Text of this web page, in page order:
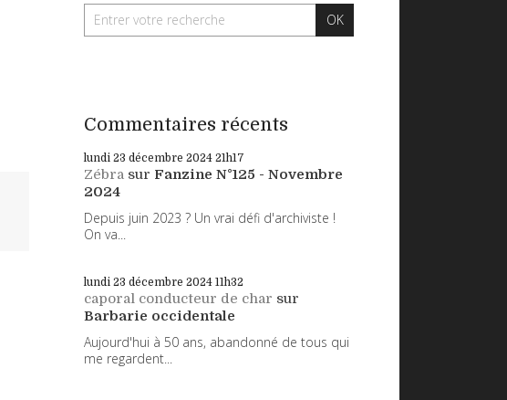
Commentaires récents
lundi 23 décembre 2024 21h17
Zébra sur Fanzine N°125 - Novembre
2024
Depuis juin 2023 ? Un vrai défi d'archiviste !
On va...
lundi 23 décembre 2024 11h32
caporal conducteur de char sur
Barbarie occidentale
Aujourd'hui à 50 ans, abandonné de tous qui
me regardent...